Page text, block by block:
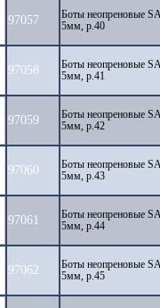
97057
Боты неопреновые
5мм, р.40
97058
Боты неопреновые
5мм, р.41
97059
Боты неопреновые
5мм, р.42
97060
Боты неопреновые
5мм, р.43
97061
Боты неопреновые
5мм, р.44
97062
Боты неопреновые
5мм, р.45